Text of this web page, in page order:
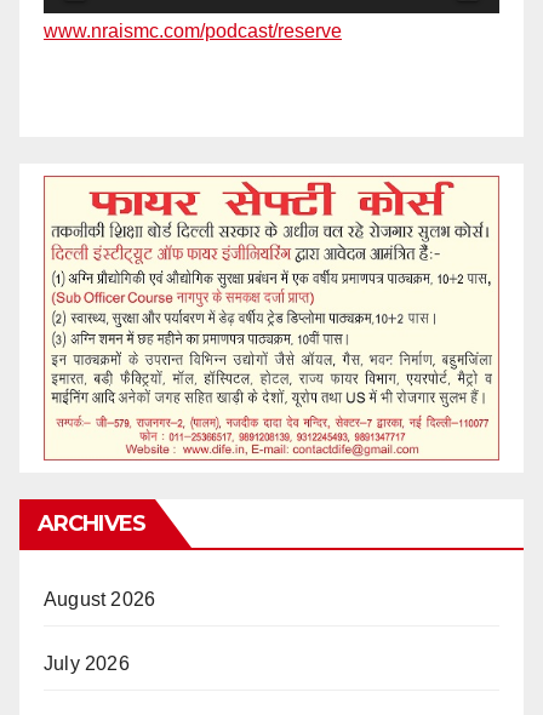
www.nraismc.com/podcast/reserve
ARCHIVES
August 2026
July 2026